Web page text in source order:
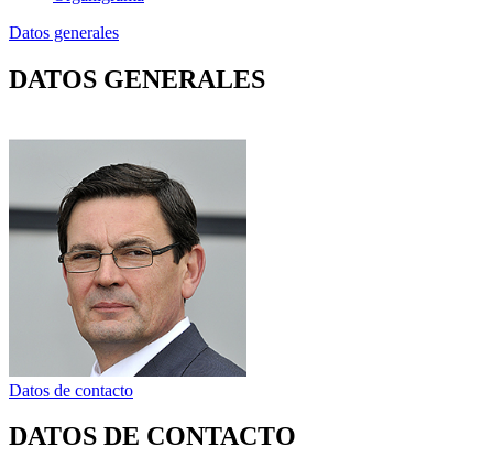
Datos generales
DATOS GENERALES
Datos de contacto
DATOS DE CONTACTO